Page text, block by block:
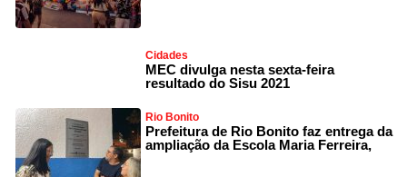
Cidades
MEC divulga nesta sexta-feira
resultado do Sisu 2021
Rio Bonito
Prefeitura de Rio Bonito faz entrega da
ampliação da Escola Maria Ferreira,